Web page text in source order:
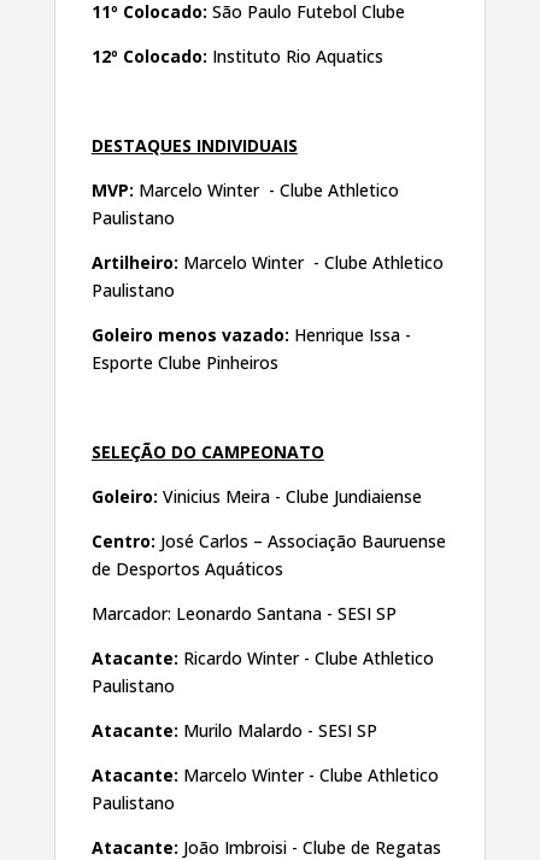
11º Colocado: São Paulo Futebol Clube
12º Colocado: Instituto Rio Aquatics
DESTAQUES INDIVIDUAIS
MVP: Marcelo Winter - Clube Athletico
Paulistano
Artilheiro: Marcelo Winter - Clube Athletico
Paulistano
Goleiro menos vazado: Henrique Issa -
Esporte Clube Pinheiros
SELEÇÃO DO CAMPEONATO
Goleiro: Vinicius Meira - Clube Jundiaiense
Centro: José Carlos – Associação Bauruense
de Desportos Aquáticos
Marcador: Leonardo Santana - SESI SP
Atacante: Ricardo Winter - Clube Athletico
Paulistano
Atacante: Murilo Malardo - SESI SP
Atacante: Marcelo Winter - Clube Athletico
Paulistano
Atacante: João Imbroisi - Clube de Regatas